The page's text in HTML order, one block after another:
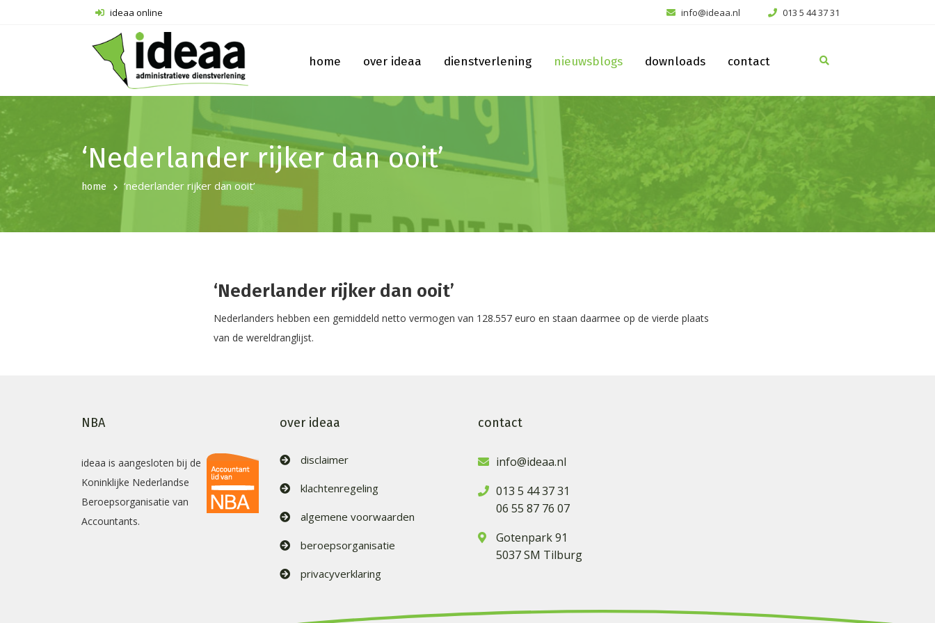
ideaa online 013 5 44 37 31
info@ideaa.nl
home over ideaa dienstverlening nieuwsblogs downloads contact
‘Nederlander rijker dan ooit’
home ‘nederlander rijker dan ooit’
‘Nederlander rijker dan ooit’
Nederlanders hebben een gemiddeld netto vermogen van 128.557 euro en staan daarmee op de vierde plaats
van de wereldranglijst.
NBA
ideaa is aangesloten bij de
Koninklijke Nederlandse
Beroepsorganisatie van
Accountants.
over ideaa
disclaimer
klachtenregeling
algemene voorwaarden
beroepsorganisatie
privacyverklaring
contact
info@ideaa.nl
013 5 44 37 31
06 55 87 76 07
Gotenpark 91
5037 SM Tilburg